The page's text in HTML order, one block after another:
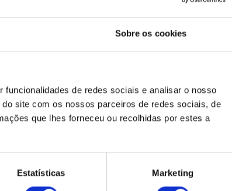
Sobre os cookies
de redes sociais e analisar o nosso
site com os nossos parceiros de redes sociais, de
que lhes forneceu ou recolhidas por estes a
Estatísticas Marketing
orçamento